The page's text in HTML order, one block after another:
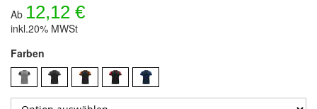
Ab 12,12 €
inkl.20% MWSt
Farben